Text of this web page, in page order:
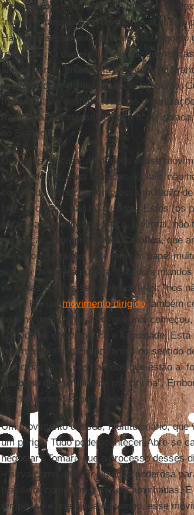
Revolução
estava em um momento de
“nunca o campesinato teve tanto acesso à
Havia um sentimento de melhoria do
revolução. O que ele dizia é que quem
ângulo jamais entenderia a Revolução
especificidade política naquele momento.
francês havia desfeito todas as
tradicional e a massa do povo ficou
ao Estado.
Devemos procurar as origens desse
para onde vai. Fora as redes sociais, não
sociedade, especialmente essa multidão
Não há clubes, não há partidos. Estes
para sua reprodução política, eleitoral,
nucleação. A própria
Igreja Católica, que
nessa organização, hoje tem um papel
isolada da esfera pública. São dois
se faixas com os seguintes dizeres: “nós
está”. Foi ummovimento dirigidotambém
origens desse processo, que mal
sociedade, entre política e sociedade.
reformas políticas importantes no sentido
participação. Esses partidos que estão aí
Barbosa
de “partidos de mentirinha”.
não há como discordar dele.
Um movimento desses, multitudinário,
um perigo. Tudo pode acontecer. Abre-se
negociar? Tomara que o processo desses
– sirva como uma sinalização poderosa
brasileira comecem a ser encaminhadas.
tempo, se é que ainda há tempo, esse